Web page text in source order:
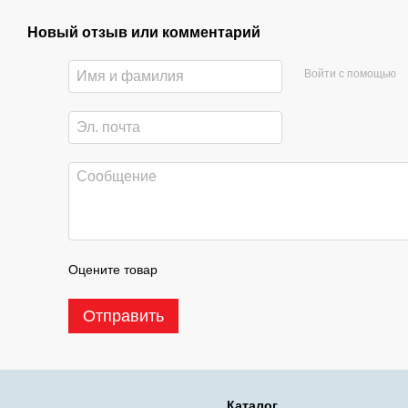
Новый отзыв или комментарий
Войти с помощью
Оцените товар
Отправить